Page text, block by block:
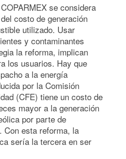
se considera
costo de generación
utilizado. Usar
y contaminantes
la reforma, implican
los usuarios. Hay que
a la energía
por la Comisión
(CFE) tiene un costo de
mayor a la generación
por parte de
Con esta reforma, la
sería la tercera en ser